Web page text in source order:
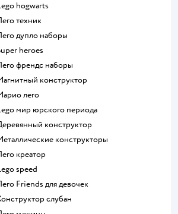
Lego hogwarts
Лего техник
Лего дупло наборы
Super heroes
Лего френдс наборы
Магнитный конструктор
Марио лего
Lego мир юрского периода
Деревянный конструктор
Металлические конструкторы
Лего креатор
Lego speed
Лего Friends для девочек
Конструктор слубан